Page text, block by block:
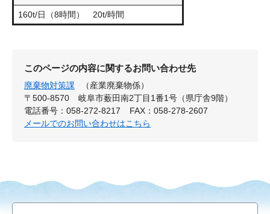
160t/日（8時間） 20t/時間
このページの内容に関するお問い合わせ先
廃棄物対策課
（産業廃棄物係）
〒500-8570
岐阜市薮田南2丁目1番1号（県庁舎9階）
電話番号：058-272-8217
FAX：058-278-2607
メールでのお問い合わせはこちら